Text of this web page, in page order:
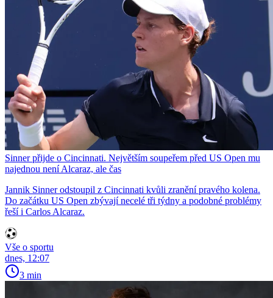
Sinner přijde o Cincinnati. Největším soupeřem před US Open mu
najednou není Alcaraz, ale čas
Jannik Sinner odstoupil z Cincinnati kvůli zranění pravého kolena.
Do začátku US Open zbývají necelé tři týdny a podobné problémy
řeší i Carlos Alcaraz.
Vše o sportu
dnes, 12:07
3 min